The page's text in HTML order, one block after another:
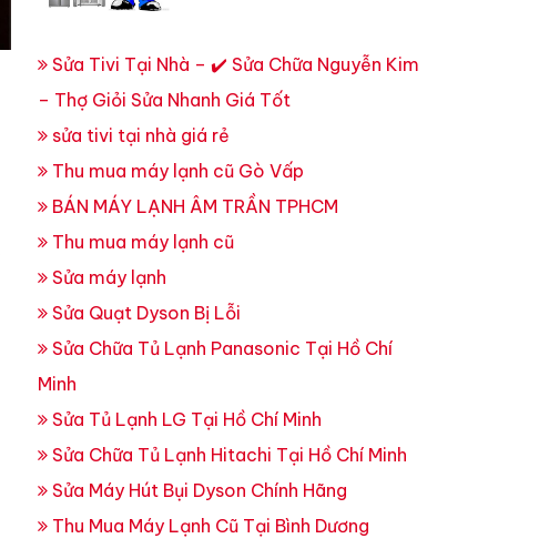
Sửa Tivi Tại Nhà – ✔️ Sửa Chữa Nguyễn Kim
– Thợ Giỏi Sửa Nhanh Giá Tốt
sửa tivi tại nhà giá rẻ
Thu mua máy lạnh cũ Gò Vấp
BÁN MÁY LẠNH ÂM TRẦN TPHCM
Thu mua máy lạnh cũ
Sửa máy lạnh
Sửa Quạt Dyson Bị Lỗi
Sửa Chữa Tủ Lạnh Panasonic Tại Hồ Chí
Minh
Sửa Tủ Lạnh LG Tại Hồ Chí Minh
Sửa Chữa Tủ Lạnh Hitachi Tại Hồ Chí Minh
Sửa Máy Hút Bụi Dyson Chính Hãng
Thu Mua Máy Lạnh Cũ Tại Bình Dương